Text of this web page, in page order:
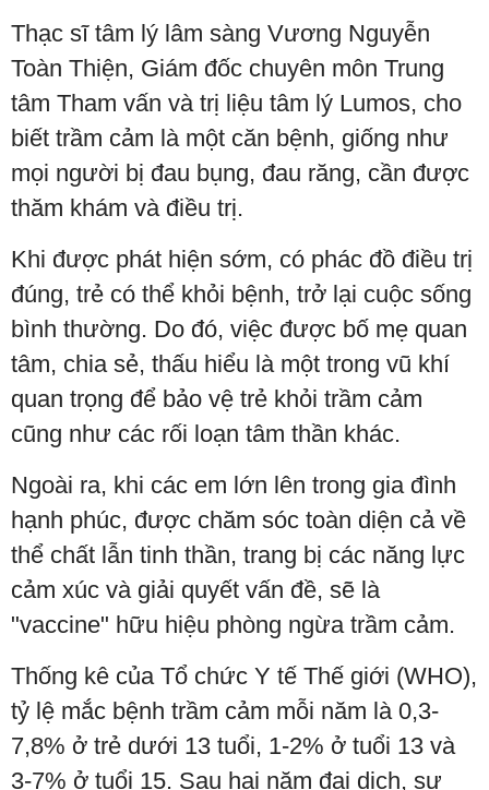
Thạc sĩ tâm lý lâm sàng Vương Nguyễn
Toàn Thiện, Giám đốc chuyên môn Trung
tâm Tham vấn và trị liệu tâm lý Lumos, cho
biết trầm cảm là một căn bệnh, giống như
mọi người bị đau bụng, đau răng, cần được
thăm khám và điều trị.
Khi được phát hiện sớm, có phác đồ điều trị
đúng, trẻ có thể khỏi bệnh, trở lại cuộc sống
bình thường. Do đó, việc được bố mẹ quan
tâm, chia sẻ, thấu hiểu là một trong vũ khí
quan trọng để bảo vệ trẻ khỏi trầm cảm
cũng như các rối loạn tâm thần khác.
Ngoài ra, khi các em lớn lên trong gia đình
hạnh phúc, được chăm sóc toàn diện cả về
thể chất lẫn tinh thần, trang bị các năng lực
cảm xúc và giải quyết vấn đề, sẽ là
"vaccine" hữu hiệu phòng ngừa trầm cảm.
Thống kê của Tổ chức Y tế Thế giới (WHO),
tỷ lệ mắc bệnh trầm cảm mỗi năm là 0,3-
7,8% ở trẻ dưới 13 tuổi, 1-2% ở tuổi 13 và
3-7% ở tuổi 15. Sau hai năm đại dịch, sự